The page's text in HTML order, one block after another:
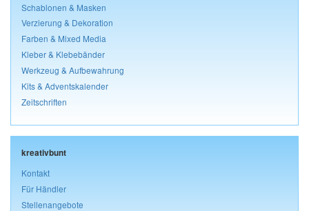
Schablonen & Masken
Verzierung & Dekoration
Farben & Mixed Media
Kleber & Klebebänder
Werkzeug & Aufbewahrung
Kits & Adventskalender
Zeitschriften
kreativbunt
Kontakt
Für Händler
Stellenangebote